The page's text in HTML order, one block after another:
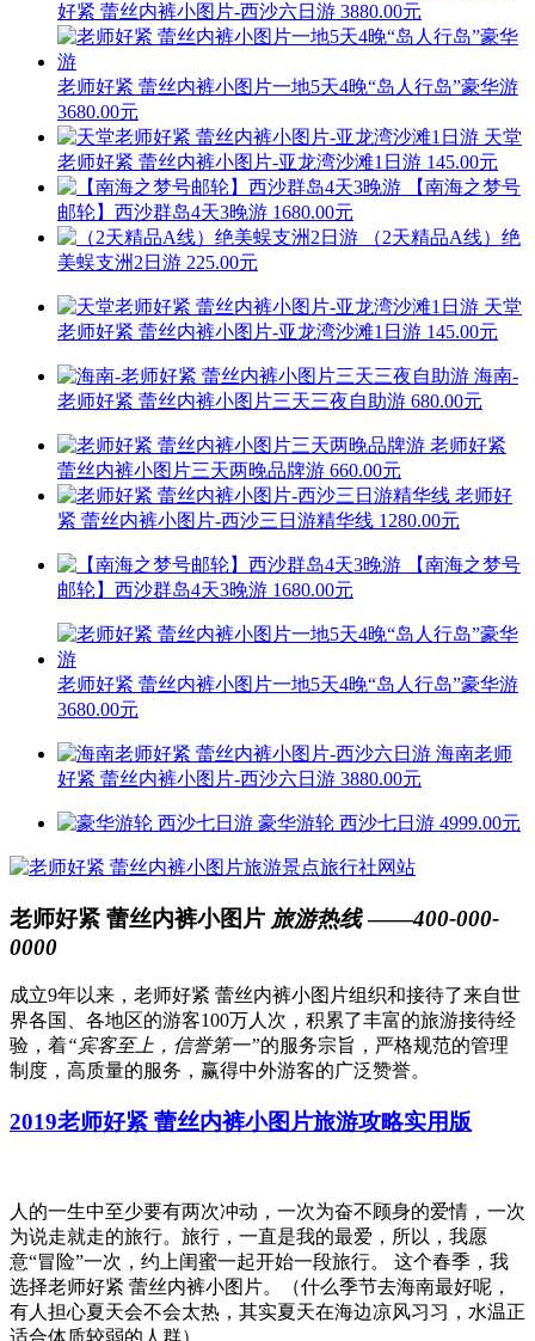
好紧 蕾丝内裤小图片-西沙六日游 3880.00元
老师好紧 蕾丝内裤小图片一地5天4晚“岛人行岛”豪华游
3680.00元
天堂
老师好紧 蕾丝内裤小图片-亚龙湾沙滩1日游 145.00元
【南海之梦号
邮轮】西沙群岛4天3晚游 1680.00元
（2天精品A线）绝
美蜈支洲2日游 225.00元
天堂
老师好紧 蕾丝内裤小图片-亚龙湾沙滩1日游 145.00元
海南-
老师好紧 蕾丝内裤小图片三天三夜自助游 680.00元
老师好紧
蕾丝内裤小图片三天两晚品牌游 660.00元
老师好
紧 蕾丝内裤小图片-西沙三日游精华线 1280.00元
【南海之梦号
邮轮】西沙群岛4天3晚游 1680.00元
老师好紧 蕾丝内裤小图片一地5天4晚“岛人行岛”豪华游
3680.00元
海南老师
好紧 蕾丝内裤小图片-西沙六日游 3880.00元
豪华游轮 西沙七日游 4999.00元
老师好紧 蕾丝内裤小图片 旅游热线——400-000-
0000
成立9年以来，老师好紧 蕾丝内裤小图片组织和接待了来自世
界各国、各地区的游客100万人次，积累了丰富的旅游接待经
验，着“宾客至上，信誉第一”的服务宗旨，严格规范的管理
制度，高质量的服务，赢得中外游客的广泛赞誉。
2019老师好紧 蕾丝内裤小图片旅游攻略实用版
人的一生中至少要有两次冲动，一次为奋不顾身的爱情，一次
为说走就走的旅行。旅行，一直是我的最爱，所以，我愿
意“冒险”一次，约上闺蜜一起开始一段旅行。 这个春季，我
选择老师好紧 蕾丝内裤小图片。（什么季节去海南最好呢，
有人担心夏天会不会太热，其实夏天在海边凉风习习，水温正